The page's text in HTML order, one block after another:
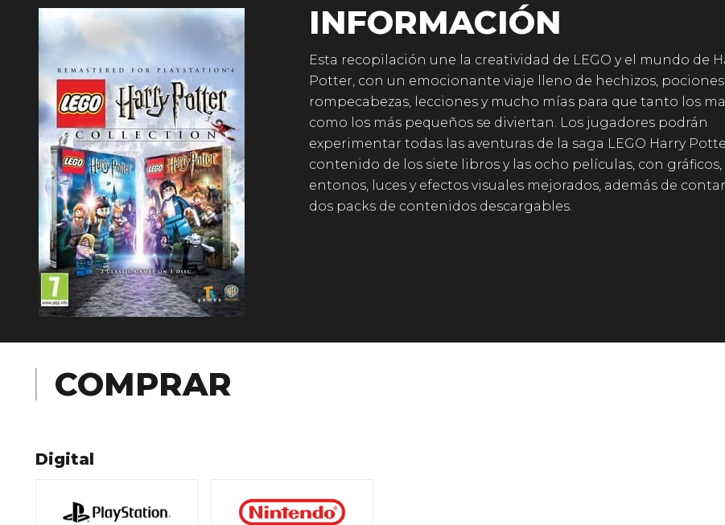
INFORMACIÓN
Esta recopilación une la creatividad de LEGO y el mundo de
Potter, con un emocionante viaje lleno de hechizos,
rompecabezas, lecciones y mucho mías para que tanto los
como los más pequeños se diviertan. Los jugadores podrán
experimentar todas las aventuras de la saga LEGO Harry
contenido de los siete libros y las ocho películas, con gráficos,
entonos, luces y efectos visuales mejorados, además de
dos packs de contenidos descargables.
COMPRAR
Digital